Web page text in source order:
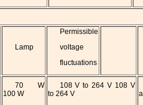
Lamp
Permissible
voltage
fluctuations
70 W
100 W
108 V to 264 V 108 V
to 264 V